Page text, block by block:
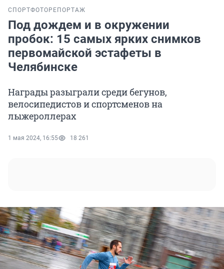
СПОРТФОТОРЕПОРТАЖ
Под дождем и в окружении
пробок: 15 самых ярких снимков
первомайской эстафеты в
Челябинске
Награды разыграли среди бегунов,
велосипедистов и спортсменов на
лыжероллерах
1 мая 2024, 16:55 18 261